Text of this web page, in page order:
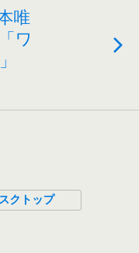
唯
ワ
クトップ